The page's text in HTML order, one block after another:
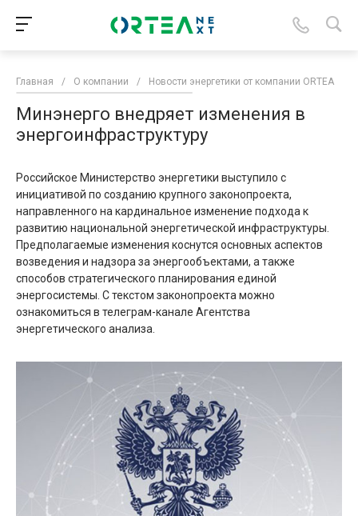
Главная / О компании / Новости энергетики от компании ORTEA
Минэнерго внедряет изменения в
энергоинфраструктуру
Российское Министерство энергетики выступило с
инициативой по созданию крупного законопроекта,
направленного на кардинальное изменение подхода к
развитию национальной энергетической инфраструктуры.
Предполагаемые изменения коснутся основных аспектов
возведения и надзора за энергообъектами, а также
способов стратегического планирования единой
энергосистемы. С текстом законопроекта можно
ознакомиться в телеграм-канале Агентства
энергетического анализа.